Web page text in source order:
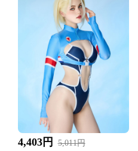
4,403円 5,011円